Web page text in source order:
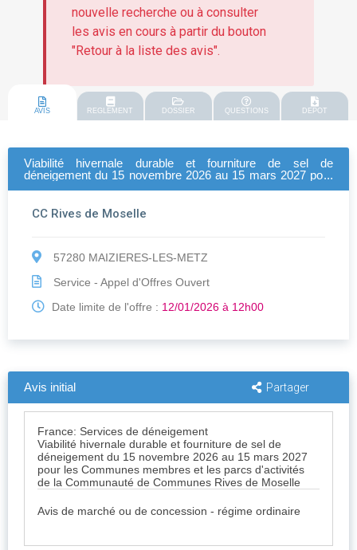
nouvelle recherche ou à consulter
les avis en cours à partir du bouton
"Retour à la liste des avis".
AVIS REGLEMENT DOSSIER QUESTIONS DEPOT
Viabilité hivernale durable et fourniture de sel de
déneigement du 15 novembre 2026 au 15 mars 2027 pour
CC Rives de Moselle
57280 MAIZIERES-LES-METZ
Service - Appel d'Offres Ouvert
Date limite de l'offre : 12/01/2026 à 12h00
Avis initial Partager
France: Services de déneigement
Viabilité hivernale durable et fourniture de sel de
déneigement du 15 novembre 2026 au 15 mars 2027
pour les Communes membres et les parcs d'activités
de la Communauté de Communes Rives de Moselle
Avis de marché ou de concession - régime ordinaire